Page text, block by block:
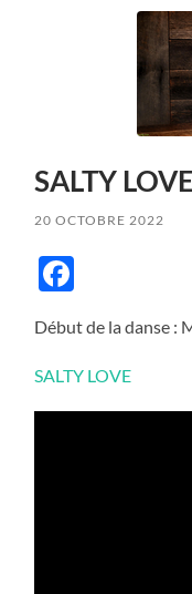
SALTY LOVE
20 OCTOBRE 2022
Début de la danse :
SALTY LOVE